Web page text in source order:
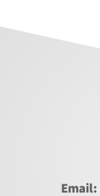
Email: